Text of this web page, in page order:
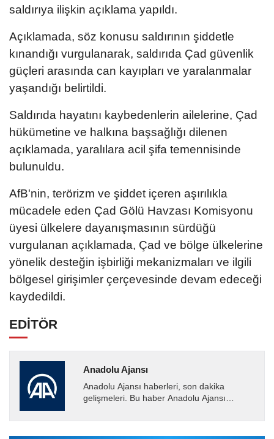
saldırıya ilişkin açıklama yapıldı.
Açıklamada, söz konusu saldırının şiddetle
kınandığı vurgulanarak, saldırıda Çad güvenlik
güçleri arasında can kayıpları ve yaralanmalar
yaşandığı belirtildi.
Saldırıda hayatını kaybedenlerin ailelerine, Çad
hükümetine ve halkına başsağlığı dilenen
açıklamada, yaralılara acil şifa temennisinde
bulunuldu.
AfB'nin, terörizm ve şiddet içeren aşırılıkla
mücadele eden Çad Gölü Havzası Komisyonu
üyesi ülkelere dayanışmasının sürdüğü
vurgulanan açıklamada, Çad ve bölge ülkelerine
yönelik desteğin işbirliği mekanizmaları ve ilgili
bölgesel girişimler çerçevesinde devam edeceği
kaydedildi.
EDİTÖR
Anadolu Ajansı
Anadolu Ajansı haberleri, son dakika
gelişmeleri. Bu haber Anadolu Ajansı
tarafından geçilen tüm...